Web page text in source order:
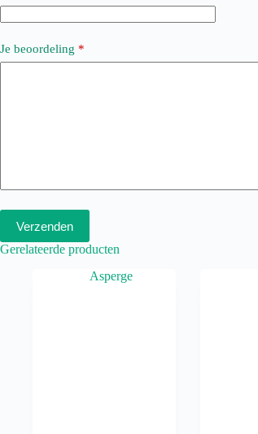
Je beoordeling *
Verzenden
Gerelateerde producten